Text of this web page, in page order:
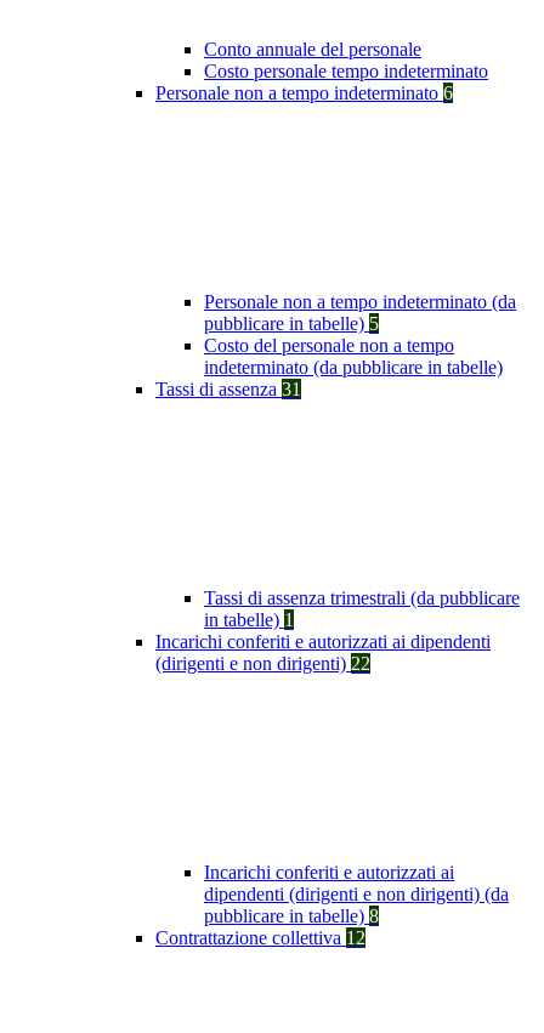
Conto annuale del personale
Costo personale tempo indeterminato
Personale non a tempo indeterminato 6
Personale non a tempo indeterminato (da
pubblicare in tabelle) 5
Costo del personale non a tempo
indeterminato (da pubblicare in tabelle)
Tassi di assenza 31
Tassi di assenza trimestrali (da pubblicare
in tabelle) 1
Incarichi conferiti e autorizzati ai dipendenti
(dirigenti e non dirigenti) 22
Incarichi conferiti e autorizzati ai
dipendenti (dirigenti e non dirigenti) (da
pubblicare in tabelle) 8
Contrattazione collettiva 12